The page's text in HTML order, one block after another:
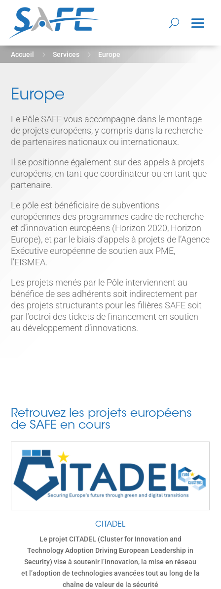
Accueil 5 Services 5 Europe
Europe
Le Pôle SAFE vous accompagne dans le montage
de projets européens, y compris dans la recherche
de partenaires nationaux ou internationaux.
Il se positionne également sur des appels à projets
européens, en tant que coordinateur ou en tant que
partenaire.
Le pôle est bénéficiaire de subventions
européennes des programmes cadre de recherche
et d’innovation européens (Horizon 2020, Horizon
Europe), et par le biais d’appels à projets de l’Agence
Exécutive européenne de soutien aux PME,
l’EISMEA.
Les projets menés par le Pôle interviennent au
bénéfice de ses adhérents soit indirectement par
des projets structurants pour les filières SAFE soit
par l’octroi des tickets de financement en soutien
au développement d’innovations.
Retrouvez les projets européens
de SAFE en cours
CITADEL
Le projet CITADEL (Cluster for Innovation and
Technology Adoption Driving European Leadership in
Security) vise à soutenir l’innovation, la mise en réseau
et l’adoption de technologies avancées tout au long de la
chaîne de valeur de la sécurité